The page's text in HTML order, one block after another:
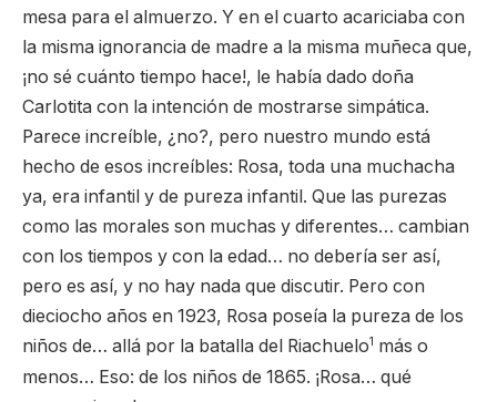
mesa para el almuerzo. Y en el cuarto acariciaba con
la misma ignorancia de madre a la misma muñeca que,
¡no sé cuánto tiempo hace!, le había dado doña
Carlotita con la intención de mostrarse simpática.
Parece increíble, ¿no?, pero nuestro mundo está
hecho de esos increíbles: Rosa, toda una muchacha
ya, era infantil y de pureza infantil. Que las purezas
como las morales son muchas y diferentes… cambian
con los tiempos y con la edad… no debería ser así,
pero es así, y no hay nada que discutir. Pero con
dieciocho años en 1923, Rosa poseía la pureza de los
niños de… allá por la batalla del Riachuelo1 más o
menos… Eso: de los niños de 1865. ¡Rosa… qué